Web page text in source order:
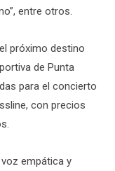
entre otros.
próximo destino
de Punta
para el concierto
con precios
empática y